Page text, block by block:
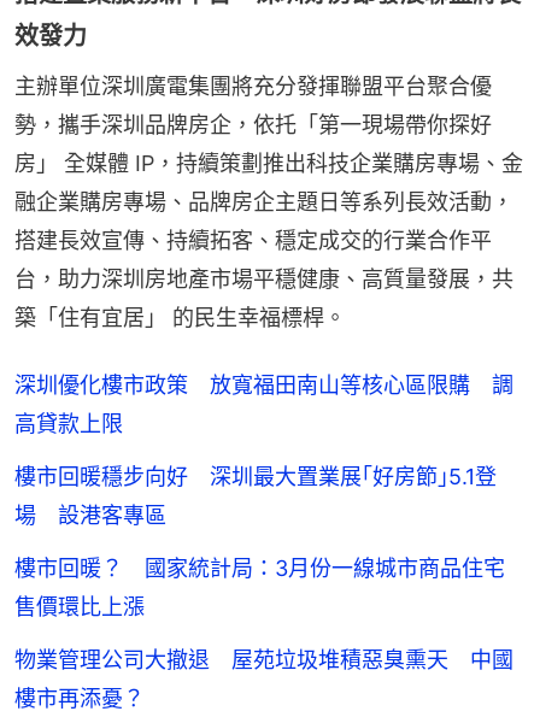
效發力
主辦單位深圳廣電集團將充分發揮聯盟平台聚合優
勢，攜手深圳品牌房企，依托「第一現場帶你探好
房」 全媒體 IP，持續策劃推出科技企業購房專場、金
融企業購房專場、品牌房企主題日等系列長效活動，
搭建長效宣傳、持續拓客、穩定成交的行業合作平
台，助力深圳房地產市場平穩健康、高質量發展，共
築「住有宜居」 的民生幸福標桿。
深圳優化樓市政策 放寬福田南山等核心區限購 調
高貸款上限
樓市回暖穩步向好 深圳最大置業展｢好房節｣5.1登
場 設港客專區
樓市回暖？ 國家統計局：3月份一線城市商品住宅
售價環比上漲
物業管理公司大撤退 屋苑垃圾堆積惡臭熏天 中國
樓市再添憂？